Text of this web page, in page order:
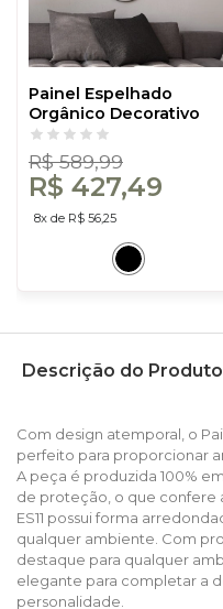
Painel Espelhado
Orgânico Decorativo
Nature Es17 Preto -
Dalla Costa
R$ 589,99
R$ 427,49
8x de R$ 56,25
Descrição do Produto
Com design atemporal, o
perfeito para proporcionar
A peça é produzida 100%
de proteção, o que confere
ES11 possui forma
qualquer ambiente. Com
destaque para qualquer
elegante para completar a
personalidade.